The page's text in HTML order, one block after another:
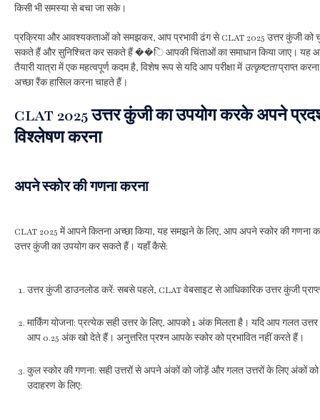
किसी भी समस्या से बचा जा सके।
प्रक्रिया और आवश्यकताओं को समझकर, आप प्रभावी ढंग से CLAT 2025 उत्तर कुंजी को
सकते हैं और सुनिश्चित कर सकते हैं ��ि आपकी चिंताओं का समाधान किया जाए। यह
तैयारी यात्रा में एक महत्वपूर्ण कदम है, विशेष रूप से यदि आप परीक्षा में उत्कृष्टताप्राप्त
अच्छा रैंक हासिल करना चाहते हैं।
CLAT 2025 उत्तर कुंजी का उपयोग करके अपने
विश्लेषण करना
अपने स्कोर की गणना करना
CLAT 2025 में आपने कितना अच्छा किया, यह समझने के लिए, आप अपने स्कोर की गणना
उत्तर कुंजी का उपयोग कर सकते हैं। यहाँ कैसे:
उत्तर कुंजी डाउनलोड करें: सबसे पहले, CLAT वेबसाइट से आधिकारिक उत्तर कुंजी
मार्किंग योजना: प्रत्येक सही उत्तर के लिए, आपको 1 अंक मिलता है। यदि आप गलत
आप 0.25 अंक खो देते हैं। अनुत्तरित प्रश्न आपके स्कोर को प्रभावित नहीं करते हैं।
कुल स्कोर की गणना: सही उत्तरों से अपने अंकों को जोड़ें और गलत उत्तरों के लिए अंकों
उदाहरण के लिए: